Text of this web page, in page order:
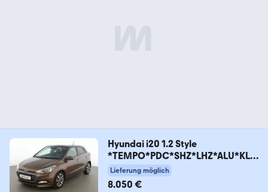
Hyundai i20 1.2 Style
*TEMPO*PDC*SHZ*LHZ*ALU*KLI
MA*PANO*
Lieferung möglich
8.050 €